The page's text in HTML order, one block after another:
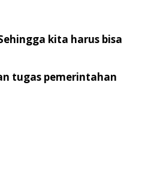
kita harus bisa
tugas pemerintahan